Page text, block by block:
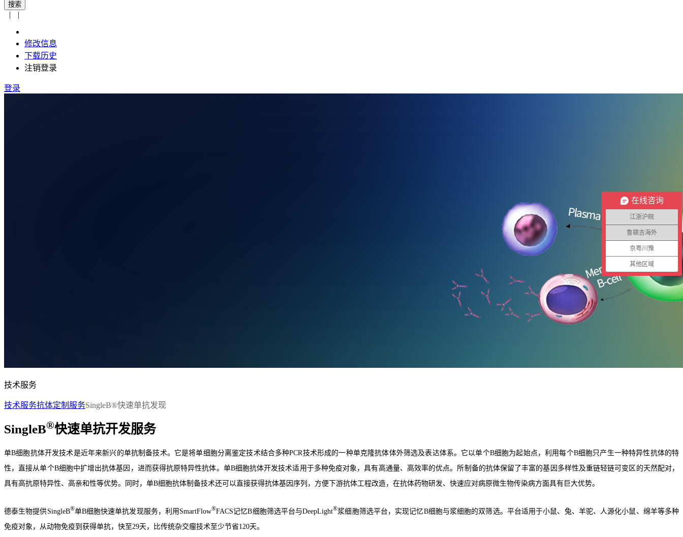
搜索
| |
修改信息
下载历史
注销登录
登录
技术服务
技术服务抗体定制服务SingleB®快速单抗发现
SingleB®快速单抗开发服务
单B细胞抗体开发技术是近年来新兴的单抗制备技术。它是将单细胞分离鉴定技术结合多种PCR技术形成的一种单克隆抗体体外筛选及表达体系。它以单个B细胞为起始点，利用每个B细胞只产生一种特异性抗体的特
性，直接从单个B细胞中扩增出抗体基因，进而获得抗原特异性抗体。单B细胞抗体开发技术适用于多种免疫对象，具有高通量、高效率的优点。所制备的抗体保留了丰富的基因多样性及重链轻链可变区的天然配对，
具有高抗原特异性、高亲和性等优势。同时，单B细胞抗体制备技术还可以直接获得抗体基因序列，方便下游抗体工程改造，在抗体药物研发、快速应对病原微生物传染病方面具有巨大优势。
德泰生物提供SingleB®单B细胞快速单抗发现服务，利用SmartFlow®FACS记忆B细胞筛选平台与DeepLight®浆细胞筛选平台，实现记忆B细胞与浆细胞的双筛选。平台适用于小鼠、兔、羊驼、人源化小鼠、绵羊等多种
免疫对象，从动物免疫到获得单抗，快至29天，比传统杂交瘤技术至少节省120天。
在线咨询
江浙沪皖
鲁赣吉海外
京粤川豫
其他区域